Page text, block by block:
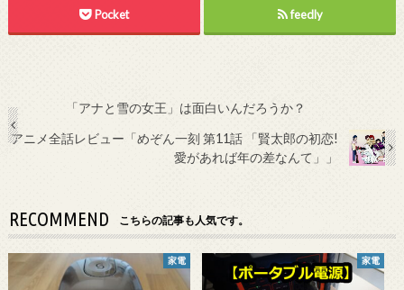
Pocket feedly
「アナと雪の女王」は面白いんだろうか？
アニメ全話レビュー「めぞん一刻 第11話 「賢太郎の初恋!
愛があれば年の差なんて」」
RECOMMEND こちらの記事も人気です。
家電 家電